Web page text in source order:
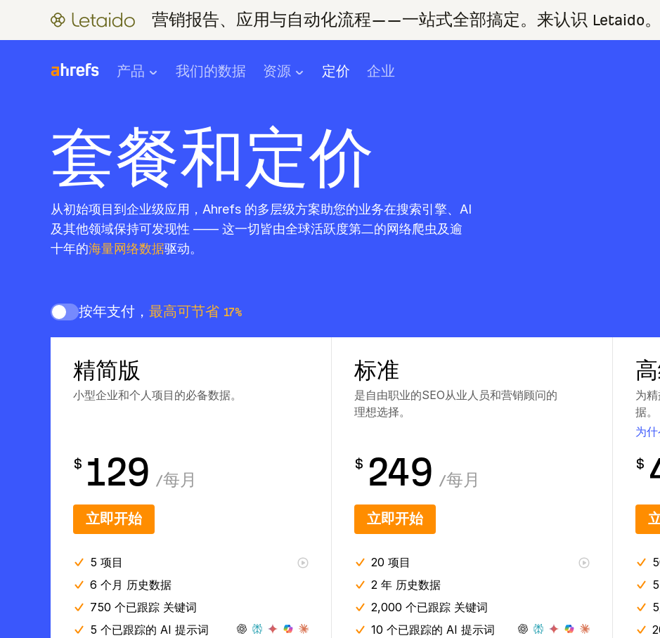
营销报告、应用与自动化流程——一站式全部搞定。来认识 Letaido。
产品 我们的数据 资源 定价 企业
套餐和定价
从初始项目到企业级应用，Ahrefs 的多层级方案助您的业务在搜索引擎、AI
及其他领域保持可发现性 —— 这一切皆由全球活跃度第二的网络爬虫及逾
十年的海量网络数据驱动。
按年支付， 最高可节省 17%
精简版
小型企业和个人项目的必备数据。
标准
是自由职业的SEO从业人员和营销顾问的
理想选择。
为
据。
为
$ 129 /每月
$ 249 /每月
$
立即开始 立即开始
5 项目
6 个月 历史数据
750 个已跟踪 关键词
5 个已跟踪的 AI 提示词
20 项目
2 年 历史数据
2,000 个已跟踪 关键词
10 个已跟踪的 AI 提示词